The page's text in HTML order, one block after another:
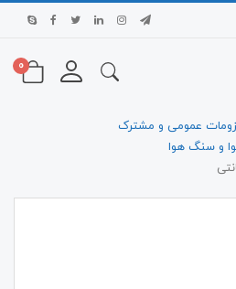
0
عمومی و مشترک
و سنگ هوا